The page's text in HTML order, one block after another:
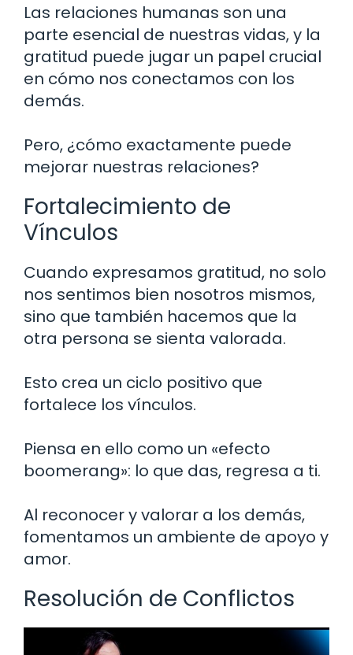
Las relaciones humanas son una
parte esencial de nuestras vidas, y la
gratitud puede jugar un papel crucial
en cómo nos conectamos con los
demás.
Pero, ¿cómo exactamente puede
mejorar nuestras relaciones?
Fortalecimiento de
Vínculos
Cuando expresamos gratitud, no solo
nos sentimos bien nosotros mismos,
sino que también hacemos que la
otra persona se sienta valorada.
Esto crea un ciclo positivo que
fortalece los vínculos.
Piensa en ello como un «efecto
boomerang»: lo que das, regresa a ti.
Al reconocer y valorar a los demás,
fomentamos un ambiente de apoyo y
amor.
Resolución de Conflictos